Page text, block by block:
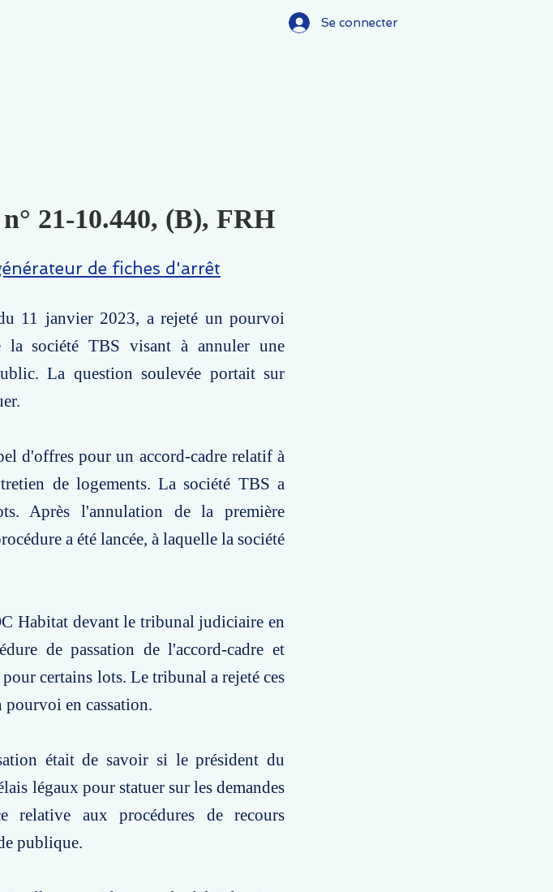
Se connecter
21-10.440, (B), FRH
de fiches d'arrêt
11 janvier 2023, a rejeté un pourvoi
la société TBS visant à annuler une
La question soulevée portait sur
d'offres pour un accord-cadre relatif à
de logements. La société TBS a
Après l'annulation de la première
a été lancée, à laquelle la société
Habitat devant le tribunal judiciaire en
de passation de l'accord-cadre et
certains lots. Le tribunal a rejeté ces
pourvoi en cassation.
était de savoir si le président du
légaux pour statuer sur les demandes
relative aux procédures de recours
publique.